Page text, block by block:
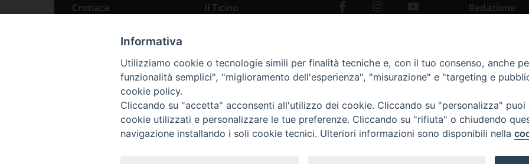
Cronaca
Primo Piano
Il Ticino
Redazione
Informativa
Utilizziamo cookie o tecnologie simili per finalità tecniche e, con il tuo consenso, anche
funzionalità semplici", "miglioramento dell'esperienza", "misurazione" e "targeting e
cookie policy.
Cliccando su "accetta" acconsenti all'utilizzo dei cookie. Cliccando su "personalizza"
cookie utilizzati e personalizzare le tue preferenze. Cliccando su "rifiuta" o chiudendo
navigazione installando i soli cookie tecnici. Ulteriori informazioni sono disponibili nella